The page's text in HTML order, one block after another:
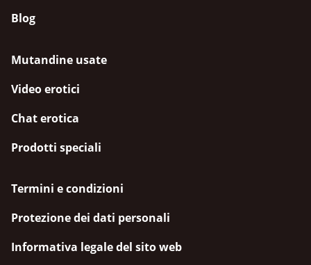
Blog
Mutandine usate
Video erotici
Chat erotica
Prodotti speciali
Termini e condizioni
Protezione dei dati personali
Informativa legale del sito web